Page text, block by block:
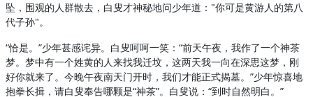
坠，围观的人群散去，白叟才神秘地问少年道："你可是黄游人的第八
代子孙"。
“恰是。”少年甚感诧异。白叟呵呵一笑：“前天午夜，我作了一个神茶
梦。梦中有一个姓黄的人来找我迁坟，这两天我一向在深思这梦，刚
好你就来了。今晚午夜南天门开时，我们才能正式揭墓。”少年惊喜地
抱拳长揖，请白叟奉告哪颗是“神茶”。白叟说：“到时自然明白。”